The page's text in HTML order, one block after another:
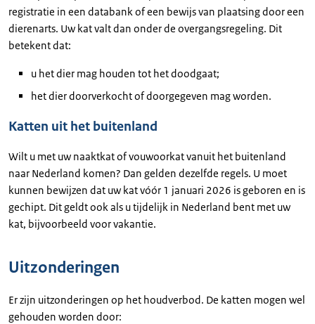
registratie in een databank of een bewijs van plaatsing door een
dierenarts. Uw kat valt dan onder de overgangsregeling. Dit
betekent dat:
u het dier mag houden tot het doodgaat;
het dier doorverkocht of doorgegeven mag worden.
Katten uit het buitenland
Wilt u met uw naaktkat of vouwoorkat vanuit het buitenland
naar Nederland komen? Dan gelden dezelfde regels. U moet
kunnen bewijzen dat uw kat vóór 1 januari 2026 is geboren en is
gechipt. Dit geldt ook als u tijdelijk in Nederland bent met uw
kat, bijvoorbeeld voor vakantie.
Uitzonderingen
Er zijn uitzonderingen op het houdverbod. De katten mogen wel
gehouden worden door: